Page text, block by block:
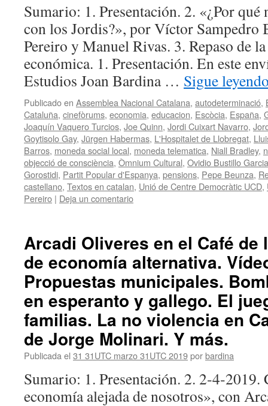
Sumario: 1. Presentación. 2. «¿Por
con los Jordis?», por Víctor Sampedro
Pereiro y Manuel Rivas. 3. Repaso de
económica. 1. Presentación. En este
Estudios Joan Bardina … Sigue
Publicado en Assemblea Nacional Catalana, autodeterminació,
Cataluña, cinefòrums, economia, educacion, Escòcia, España,
Joaquín Vaquero Turcios, Joe Quinn, Jordi Cuixart Navarro,
Goytisolo Gay, Jürgen Habermas, L'Hospitalet de Llobregat,
Barros, moneda social local, moneda telematica, Niall Bradley,
objecció de consciència, Òmnium Cultural, Ovidio Bustillo Garcia
Gorostidi, Partit Popular d'Espanya, pensions, Pepe Beunza,
castellano, Textos en catalan, Unió de Centre Democràtic UCD,
Pereiro | Deja un comentario
Arcadi Oliveres en el Café de
de economía alternativa.
Propuestas municipales.
en esperanto y gallego. El
familias. La no violencia en
de Jorge Molinari. Y más.
Publicada el 31 31UTC marzo 31UTC 2019porbardina
Sumario: 1. Presentación. 2.
economía alejada de nosotros», con